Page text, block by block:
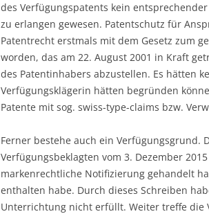
des Verfügungspatents kein
zu erlangen gewesen. Patentschutz für
Patentrecht erstmals mit dem Gesetz zum
worden, das am 22. August 2001 in Kraft
des Patentinhabers abzustellen. Es hätten
Verfügungsklägerin hätten begründen
Patente mit sog. swiss-type-claims bzw.
Ferner bestehe auch ein Verfügungsgrund.
Verfügungsbeklagten vom 3. Dezember
markenrechtliche Notifizierung gehandelt
enthalten habe. Durch dieses Schreiben
Unterrichtung nicht erfüllt. Weiter treffe die